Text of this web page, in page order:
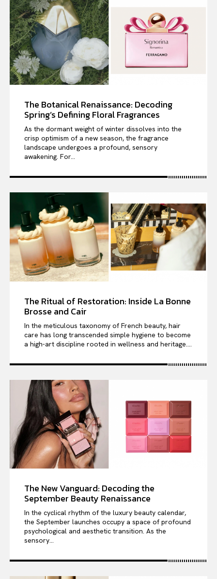
The Botanical Renaissance: Decoding
Spring’s Defining Floral Fragrances
As the dormant weight of winter dissolves into the
crisp optimism of a new season, the fragrance
landscape undergoes a profound, sensory
awakening. For...
The Ritual of Restoration: Inside La Bonne
Brosse and Cair
In the meticulous taxonomy of French beauty, hair
care has long transcended simple hygiene to become
a high-art discipline rooted in wellness and heritage....
The New Vanguard: Decoding the
September Beauty Renaissance
In the cyclical rhythm of the luxury beauty calendar,
the September launches occupy a space of profound
psychological and aesthetic transition. As the
sensory...